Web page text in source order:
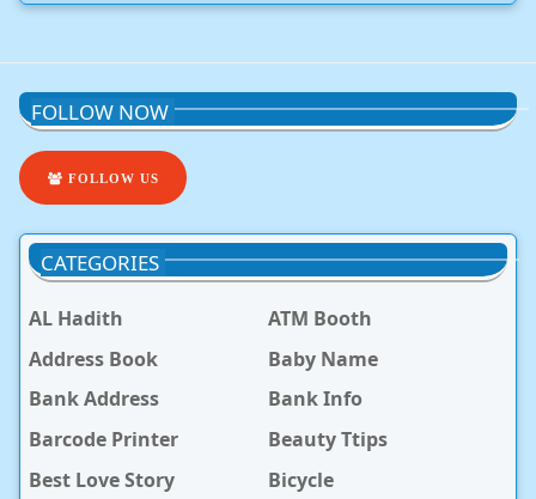
FOLLOW NOW
FOLLOW US
CATEGORIES
AL Hadith
ATM Booth
Address Book
Baby Name
Bank Address
Bank Info
Barcode Printer
Beauty Ttips
Best Love Story
Bicycle